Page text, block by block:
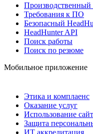
Производственный
Требования к ПО
Безопасный
HeadHunter API
Поиск работы
Поиск по резюме
Мобильное приложение
Этика и комплаенс
Оказание услуг
Использование
Защита
ИТ аккредитация